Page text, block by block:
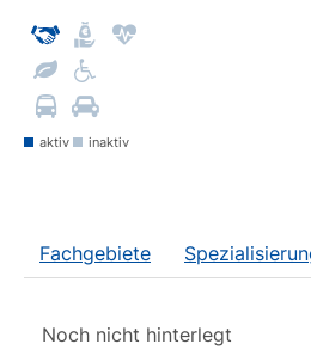
aktiv inaktiv
Fachgebiete
Noch nicht hinterlegt